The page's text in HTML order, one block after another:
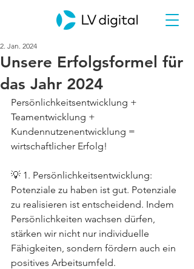
Unsere Erfolgsformel für
das Jahr 2024
2. Jan. 2024
Persönlichkeitsentwicklung +
Teamentwicklung +
Kundennutzenentwicklung =
wirtschaftlicher Erfolg!
💡 1. Persönlichkeitsentwicklung:
Potenziale zu haben ist gut. Potenziale
zu realisieren ist entscheidend. Indem
Persönlichkeiten wachsen dürfen,
stärken wir nicht nur individuelle
Fähigkeiten, sondern fördern auch ein
positives Arbeitsumfeld.